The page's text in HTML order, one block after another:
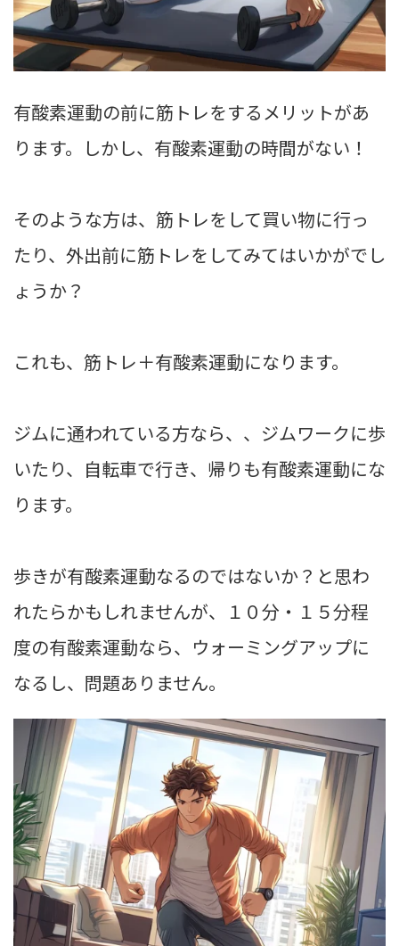
有酸素運動の前に筋トレをするメリットがあ
ります。しかし、有酸素運動の時間がない！
そのような方は、筋トレをして買い物に行っ
たり、外出前に筋トレをしてみてはいかがでし
ょうか？
これも、筋トレ＋有酸素運動になります。
ジムに通われている方なら、、ジムワークに歩
いたり、自転車で行き、帰りも有酸素運動にな
ります。
歩きが有酸素運動なるのではないか？と思わ
れたらかもしれませんが、１０分・１５分程
度の有酸素運動なら、ウォーミングアップに
なるし、問題ありません。